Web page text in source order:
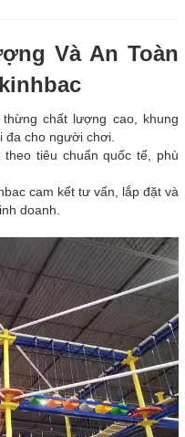
Và An Toàn
chất lượng cao, khung
đa cho người chơi.
tiêu chuẩn quốc tế, phù
cam kết tư vấn, lắp đặt và
doanh.